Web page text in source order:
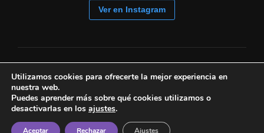
Ver en Instagram
Utilizamos cookies para ofrecerte la mejor experiencia en
nuestra web.
Puedes aprender más sobre qué cookies utilizamos o
desactivarlas en los ajustes.
Aceptar Rechazar Ajustes